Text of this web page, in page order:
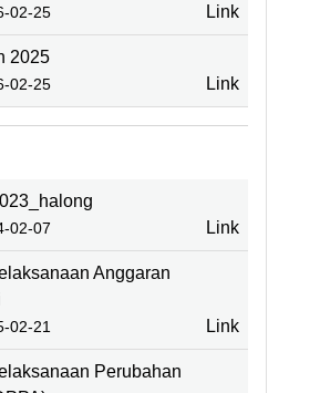
02-25 Link
2025
02-25 Link
02-07 Link
Anggaran
02-21 Link
Perubahan